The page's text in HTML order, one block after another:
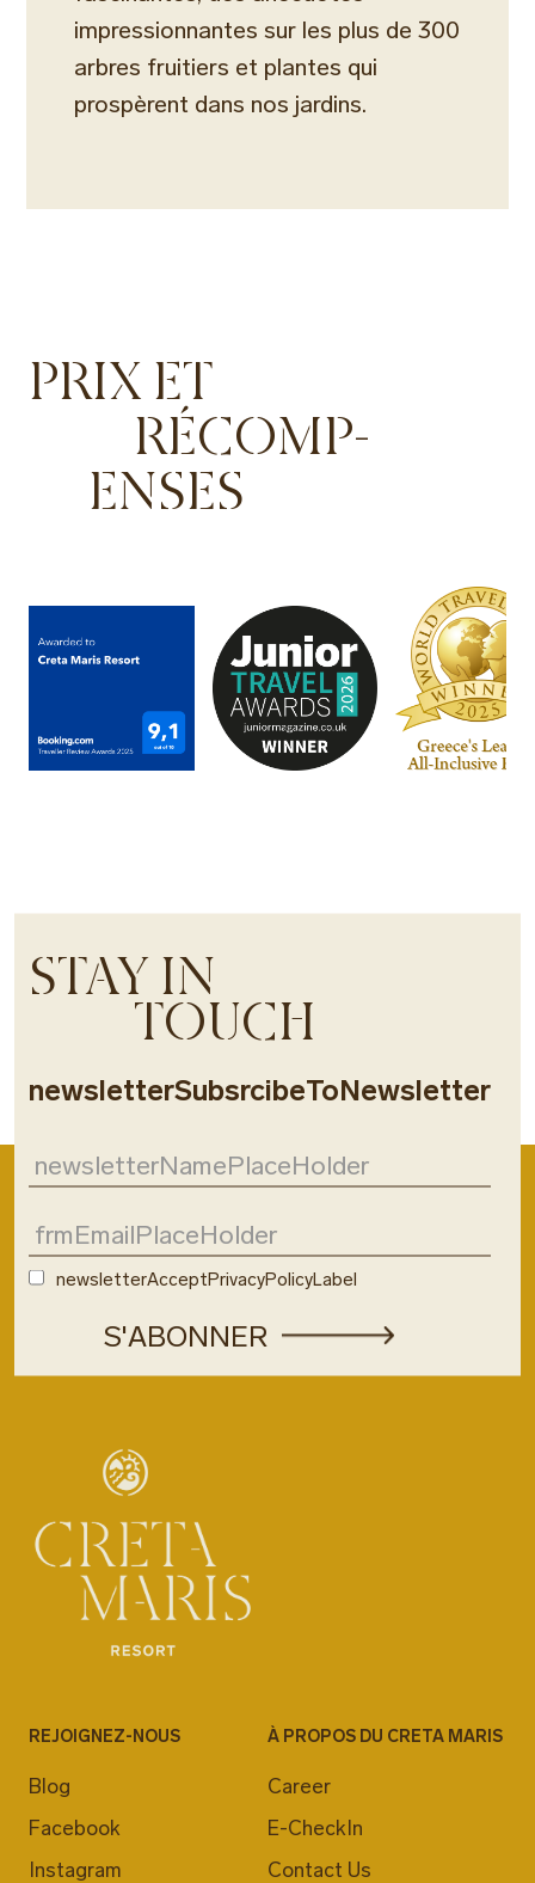
impressionnantes sur les plus de 300
arbres fruitiers et plantes qui
prospèrent dans nos jardins.
PRIX ET
RÉCOMP-
ENSES
STAY IN
TOUCH
newsletterSubsrcibeToNewsletter
newsletterAcceptPrivacyPolicyLabel
REJOIGNEZ-NOUS
Blog
Facebook
Instagram
À PROPOS DU CRETA MARIS
Career
E-CheckIn
Contact Us